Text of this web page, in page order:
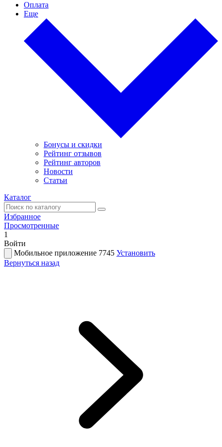
Оплата
Еще
Бонусы и скидки
Рейтинг отзывов
Рейтинг авторов
Новости
Статьи
Каталог
Избранное
Просмотренные
1
Войти
Мобильное приложение 7745 Установить
Вернуться назад